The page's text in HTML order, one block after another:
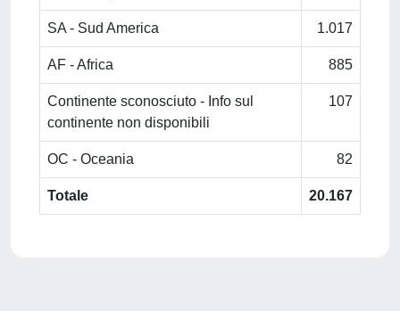
SA - Sud America 1.017
AF - Africa 885
Continente sconosciuto - Info sul
continente non disponibili
107
OC - Oceania 82
Totale 20.167